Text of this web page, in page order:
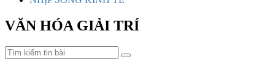
VĂN HÓA GIẢI TRÍ